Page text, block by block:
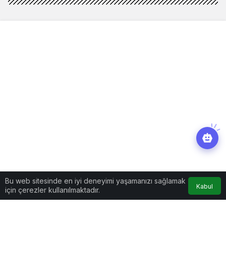
Bu web sitesinde en iyi deneyimi yaşamanızı sağlamak
için çerezler kullanılmaktadır.
Kabul